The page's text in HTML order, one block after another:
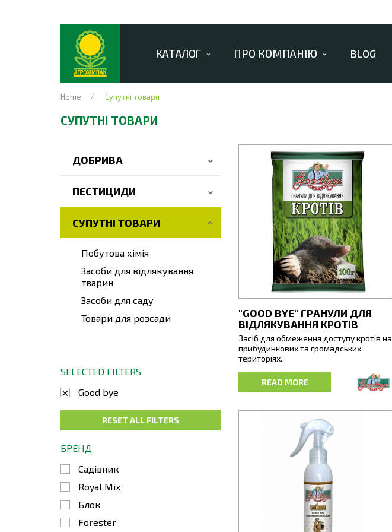
КАТАЛОГ ПРО КОМПАНІЮ BLOG
Home Супутні товари
СУПУТНІ ТОВАРИ
ДОБРИВА
ПЕСТИЦИДИ
СУПУТНІ ТОВАРИ
Побутова хімія
Засоби для відлякування
тварин
Засоби для саду
Товари для розсади
SELECTED FILTERS
Good bye
RESET ALL FILTERS
БРЕНД
Садівник
Royal Mix
Блок
Forester
"GOOD BYE" ГРАНУЛИ ДЛЯ
ВІДЛЯКУВАННЯ КРОТІВ
Засіб для обмеження доступу кротів на
прибудинкових та громадських
територіях.
Гранули містять ароматичні олії,
неприємні для нюху тварин. Їх запах
території, на яких вони наносять шкоду
(клумби, газони, спортивні та дитячі
майданчики, прибудинкові території,
READ MORE